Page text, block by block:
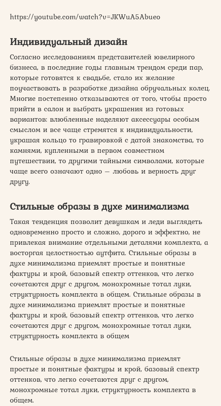
https://youtube.com/watch?v=JKWuA5Abueo
Индивидуальный дизайн
Согласно исследованиям представителей ювелирного
бизнеса, в последние годы главным трендом среди пар,
которые готовятся к свадьбе, стало их желание
поучаствовать в разработке дизайна обручальных колец.
Многие постепенно отказываются от того, чтобы просто
прийти в салон и выбрать украшения из готовых
вариантов: влюбленные наделяют аксессуары особым
смыслом и все чаще стремятся к индивидуальности,
украшая кольцо то гравировкой с датой знакомства, то
камнями, купленными в первом совместном
путешествии, то другими тайными символами, которые
чаще всего означают одно – любовь и верность друг
другу.
Стильные образы в духе минимализма
Такая тенденция позволит девушкам и леди выглядеть
одновременно просто и сложно, дорого и эффектно, не
привлекая внимание отдельными деталями комплекта, а
восторгая целостностью аутфита. Стильные образы в
духе минимализма приемлят простые и понятные
фактуры и крой, базовый спектр оттенков, что легко
сочетаются друг с другом, монохромные тотал луки,
структурность комплекта в общем. Стильные образы в
духе минимализма приемлят простые и понятные
фактуры и крой, базовый спектр оттенков, что легко
сочетаются друг с другом, монохромные тотал луки,
структурность комплекта в общем
Стильные образы в духе минимализма приемлят
простые и понятные фактуры и крой, базовый спектр
оттенков, что легко сочетаются друг с другом,
монохромные тотал луки, структурность комплекта в
общем.